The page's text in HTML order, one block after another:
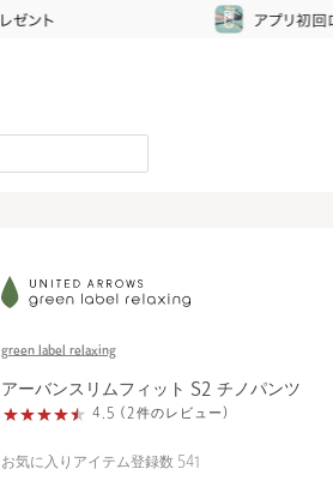
green label relaxing
アーバンスリムフィット S2 チノパンツ
4.5 (2件のレビュー)
お気に入りアイテム登録数 541